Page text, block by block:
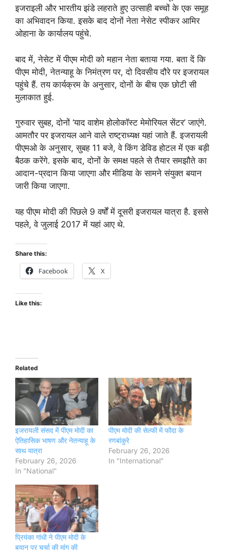
इजराइली और भारतीय झंडे लहराते हुए उत्साही बच्चों के एक समूह
का अभिवादन किया. इसके बाद दोनों नेता नेसेट स्पीकर आमिर
ओहाना के कार्यालय पहुंचे.
बाद में, नेसेट में पीएम मोदी को महान नेता बताया गया. बता दें कि
पीएम मोदी, नेतन्याहू के निमंत्रण पर, दो दिवसीय दौरे पर इजरायल
पहुंचे हैं. तय कार्यक्रम के अनुसार, दोनों के बीच एक छोटी सी
मुलाकात हुई.
गुरुवार सुबह, दोनों ‘याद वाशेम होलोकॉस्ट मेमोरियल सेंटर’ जाएंगे.
आमतौर पर इजरायल आने वाले राष्ट्राध्यक्ष यहां जाते हैं. इजरायली
पीएमओ के अनुसार, सुबह 11 बजे, वे किंग डेविड होटल में एक बड़ी
बैठक करेंगे. इसके बाद, दोनों के समक्ष पहले से तैयार समझौते का
आदान-प्रदान किया जाएगा और मीडिया के सामने संयुक्त बयान
जारी किया जाएगा.
यह पीएम मोदी की पिछले 9 वर्षों में दूसरी इजरायल यात्रा है. इससे
पहले, वे जुलाई 2017 में यहां आए थे.
Share this:
Facebook X
Like this:
Related
इजरायली संसद में पीएम मोदी का
ऐतिहासिक भाषण और नेतन्याहू के
साथ यात्रा
February 26, 2026
In "National"
पीएम मोदी की सेल्फी में फौदा के
रणबांकुरे
February 26, 2026
In "International"
प्रियंका गांधी ने पीएम मोदी के
बयान पर चर्चा की मांग की